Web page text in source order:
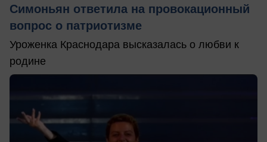
Симоньян ответила на провокационный
вопрос о патриотизме
Уроженка Краснодара высказалась о любви к
родине